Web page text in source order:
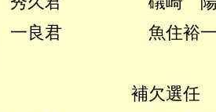
良君
魚住裕
欠選任